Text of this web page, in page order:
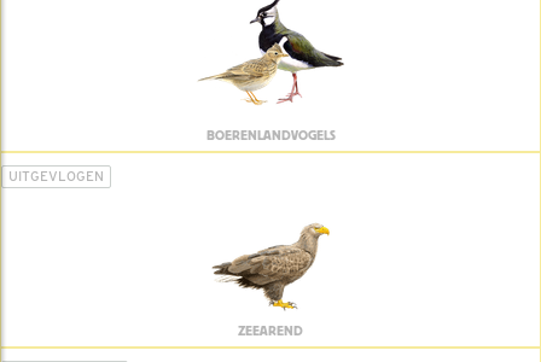
BOERENLANDVOGELS
UITGEVLOGEN
ZEEAREND